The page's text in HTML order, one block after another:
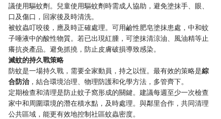
議使用驅蚊劑。兒童使用驅蚊劑時需成人協助，避免塗抹手、眼、
口及傷口，回家後及時清洗。
被蚊蟲叮咬後，應及時正確處理。可用鹼性肥皂塗抹患處，中和蚊
子唾液中的酸性物質。若已出現紅腫，可塗抹清涼油、風油精等止
癢抗炎產品。避免抓撓，防止皮膚破損導致感染。
滅蚊的持久戰策略
防蚊是一場持久戰，需要全家動員，持之以恆。最有效的策略是綜
合防治，結合環境治理、物理防護和化學方法，多管齊下。
定期檢查和清理是防止蚊子窩形成的關鍵。建議每週至少一次檢查
家中和周圍環境的潛在積水點，及時處理。與鄰里合作，共同清理
公共區域，能更有效地控制社區蚊蟲密度。